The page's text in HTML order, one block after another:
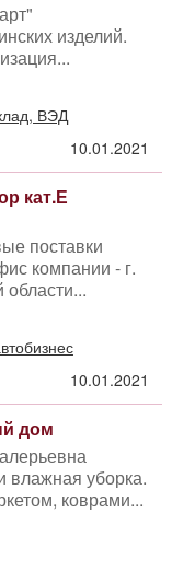
изделий.
ВЭД
10.01.2021
кат.Е
поставки
компании - г.
10.01.2021
дом
влажная уборка.
коврами...